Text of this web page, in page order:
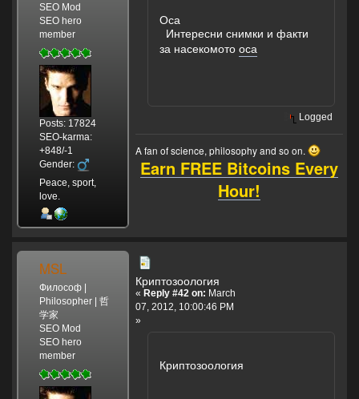
SEO Mod
SEO hero
member
Posts: 17824
SEO-karma:
+848/-1
Gender:
Peace, sport,
love.
Оса
Интересни снимки и факти
за насекомото оса
Logged
A fan of science, philosophy and so on.
Earn FREE Bitcoins Every
Hour!
MSL
Философ |
Philosopher | 哲
学家
SEO Mod
SEO hero
member
Криптозоология
« Reply #42 on: March
07, 2012, 10:00:46 PM
»
Криптозоология